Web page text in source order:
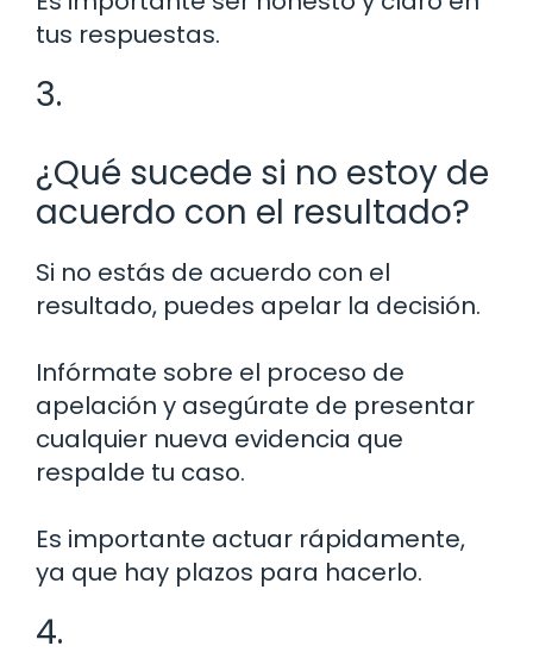
tus respuestas.
3.
¿Qué sucede si no estoy de
acuerdo con el resultado?
Si no estás de acuerdo con el
resultado, puedes apelar la decisión.
Infórmate sobre el proceso de
apelación y asegúrate de presentar
cualquier nueva evidencia que
respalde tu caso.
Es importante actuar rápidamente,
ya que hay plazos para hacerlo.
4.